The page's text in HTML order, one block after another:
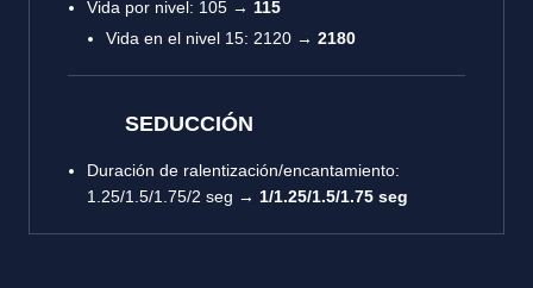
Vida por nivel: 105 → 115
Vida en el nivel 15: 2120 → 2180
SEDUCCIÓN
Duración de ralentización/encantamiento:
1.25/1.5/1.75/2 seg → 1/1.25/1.5/1.75 seg